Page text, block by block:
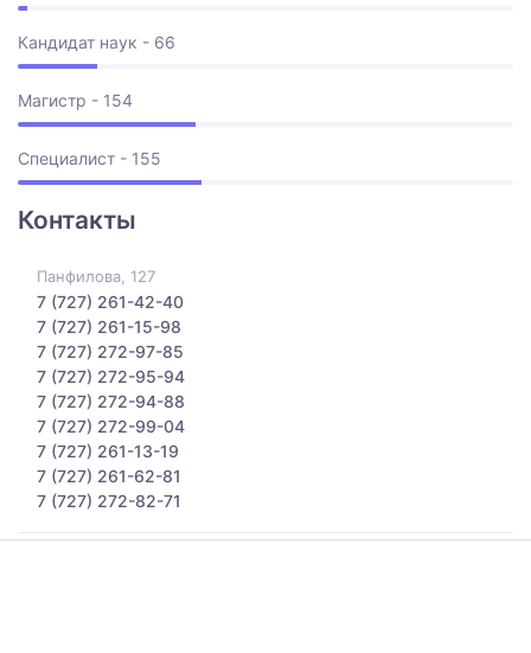
Кандидат наук - 66
Магистр - 154
Специалист - 155
Контакты
Панфилова, 127
7 (727) 261-42-40
7 (727) 261-15-98
7 (727) 272-97-85
7 (727) 272-95-94
7 (727) 272-94-88
7 (727) 272-99-04
7 (727) 261-13-19
7 (727) 261-62-81
7 (727) 272-82-71